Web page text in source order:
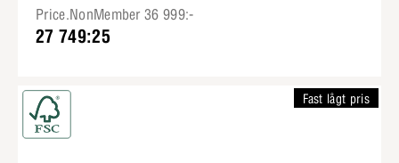
Price.NonMember 36 999:-
27 749:25
Fast lågt pris